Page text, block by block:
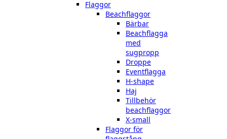
Flaggor
Beachflaggor
Bärbar
Beachflagga
med
sugpropp
Droppe
Eventflagga
H-shape
Haj
Tillbehör
beachflaggor
X-small
Flaggor för